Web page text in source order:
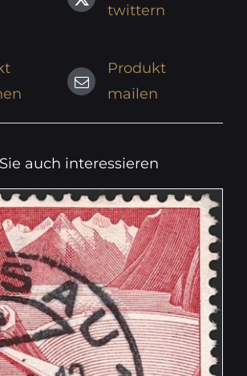
twittern
Produkt
mailen
auch interessieren